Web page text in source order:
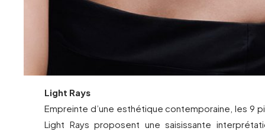
Light Rays
Empreinte d’une esthétique contemporaine, les 9
Light Rays proposent une saisissante